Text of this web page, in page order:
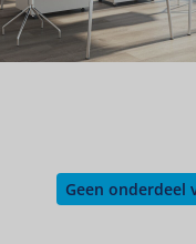
Geen onderdeel